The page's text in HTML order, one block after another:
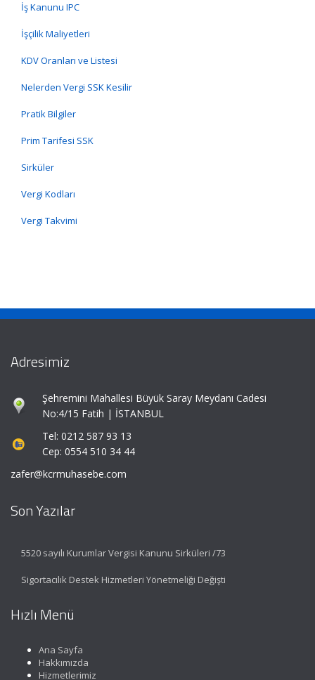
İş Kanunu IPC
İşçilik Maliyetleri
KDV Oranları ve Listesi
Nelerden Vergi SSK Kesilir
Pratik Bilgiler
Prim Tarifesi SSK
Sirküler
Vergi Kodları
Vergi Takvimi
Adresimiz
Şehremini Mahallesi Büyük Saray Meydanı Cadesi
No:4/15 Fatih | İSTANBUL
Tel: 0212 587 93 13
Cep: 0554 510 34 44
zafer@kcrmuhasebe.com
Son Yazılar
5520 sayılı Kurumlar Vergisi Kanunu Sirküleri /73
Sigortacılık Destek Hizmetleri Yönetmeliği Değişti
Hızlı Menü
Ana Sayfa
Hakkımızda
Hizmetlerimiz